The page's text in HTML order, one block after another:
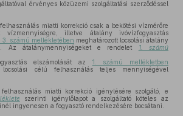
érvényes közüzemi szolgáltatási szerződéssel
miatti korrekció csak a bekötési vízmérőre
vízmennyiségre, illetve átalány ivóvízfogyasztás
3. számú mellékletében meghatározott locsolási átalány
Az átalánymennyiségeket e rendelet
1. számú
elszámolását az 1. számú mellékletben
locsolási célú felhasználás teljes mennyiségével
miatti korrekció igénylésére szolgáló, e
szerinti igénylőlapot a szolgáltató köteles az
ingyenesen a fogyasztó rendelkezésére bocsátani.